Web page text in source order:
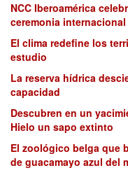
NCC Iberoamérica
ceremonia internacional
El clima redefine los
estudio
La reserva hídrica
capacidad
Descubren en un
Hielo un sapo extinto
El zoológico belga que
de guacamayo azul del